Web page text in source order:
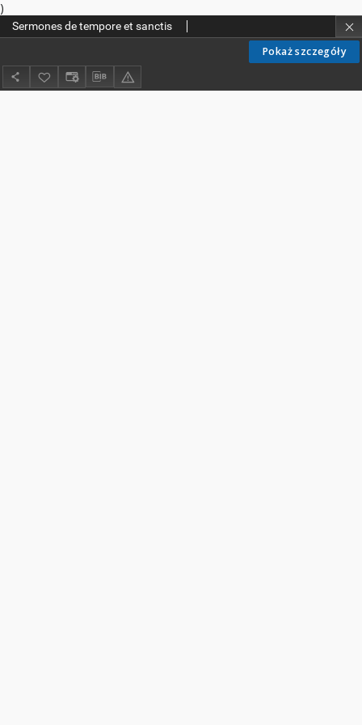
)
Pokaż szczegóły
Sermones de tempore et sanctis